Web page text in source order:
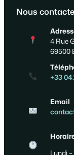
Nous
4 Rue
69500
+33
Email
Lundi